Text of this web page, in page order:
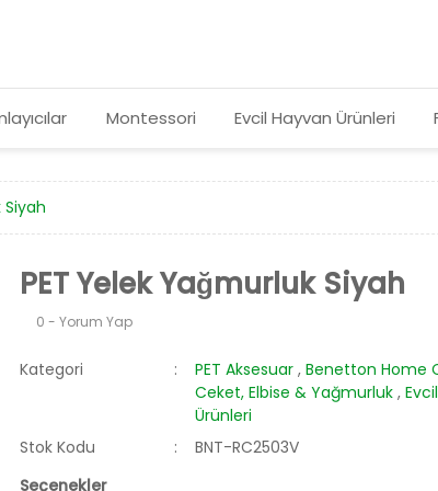
Montessori Evcil Hayvan Ürünleri
Siyah
PET Yelek Yağmurluk Siyah
0 - Yorum Yap
Kategori PET Aksesuar , Benetton Home
Ceket, Elbise & Yağmurluk ,
Ürünleri
Stok Kodu
BNT-RC2503V
Seçenekler